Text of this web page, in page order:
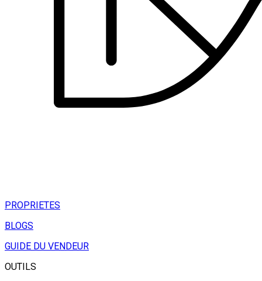
PROPRIETES
BLOGS
GUIDE DU VENDEUR
OUTILS